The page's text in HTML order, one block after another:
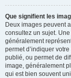
Que signifient les
Deux images peuvent
consultez un sujet.
généralement
permet d’indiquer
publié, ou permet de
image, généralement
qui est bien souvent